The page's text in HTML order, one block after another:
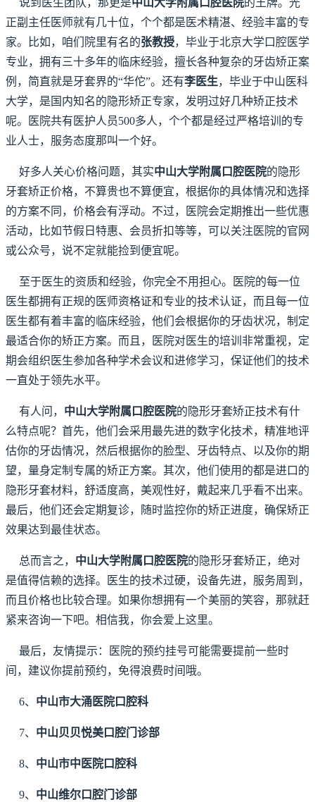
说到医生团队，那更是中山大学附属口腔医院的王牌。光
正副主任医师就有几十位，个个都是医术精湛、经验丰富的专
家。比如，咱们院里有名的张教授，毕业于北京大学口腔医学
专业，拥有三十多年的临床经验，擅长各种复杂的牙齿矫正案
例，简直就是牙套界的“华佗”。还有李医生，毕业于中山医科
大学，是国内知名的隐形矫正专家，发明过好几种矫正技术
呢。医院共有医护人员500多人，个个都是经过严格培训的专
业人士，服务态度那叫一个好。
好多人关心价格问题，其实中山大学附属口腔医院的隐形
牙套矫正价格，不算贵也不算便宜，根据你的具体情况和选择
的方案不同，价格会有浮动。不过，医院会定期推出一些优惠
活动，比如节假日特惠、会员折扣等等，可以关注医院的官网
或公众号，说不定就能捡到便宜呢。
至于医生的资质和经验，你完全不用担心。医院的每一位
医生都拥有正规的医师资格证和专业的技术认证，而且每一位
医生都有着丰富的临床经验，他们会根据你的牙齿状况，制定
最适合你的矫正方案。而且，医院对医生的培训非常重视，定
期会组织医生参加各种学术会议和进修学习，保证他们的技术
一直处于领先水平。
有人问， 中山大学附属口腔医院的隐形牙套矫正技术有什
么特点呢？首先，他们会采用最先进的数字化技术，精准地评
估你的牙齿情况，然后根据你的脸型、牙齿特点、以及你的期
望，量身定制专属的矫正方案。其次，他们使用的都是进口的
隐形牙套材料，舒适度高，美观性好，戴起来几乎看不出来。
最后，他们还会定期复诊，随时监控你的矫正进度，确保矫正
效果达到最佳状态。
总而言之， 中山大学附属口腔医院的隐形牙套矫正，绝对
是值得信赖的选择。医生的技术过硬，设备先进，服务周到，
而且价格也比较合理。如果你想拥有一个美丽的笑容，那就赶
紧来咨询一下吧。相信我，你会爱上这里。
最后，友情提示：医院的预约挂号可能需要提前一些时
间，建议你提前预约，免得浪费时间哦。
6、 中山市大涌医院口腔科
7、 中山贝贝悦美口腔门诊部
8、 中山市中医院口腔科
9、 中山维尔口腔门诊部